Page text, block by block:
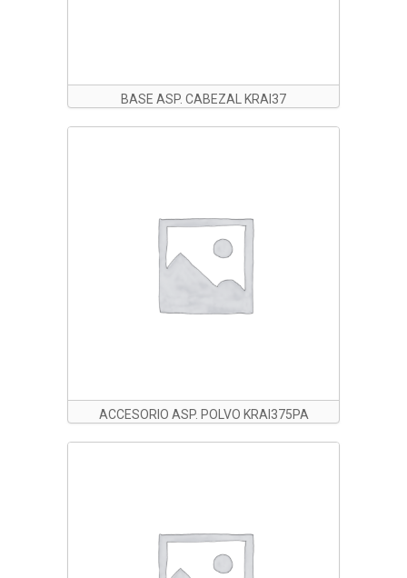
BASE ASP. CABEZAL KRAI37
ACCESORIO ASP. POLVO KRAI375PA